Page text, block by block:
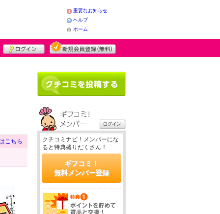
重要なお知らせ
ヘルプ
ホーム
こちら
クチコミナビ！メンバーにな
ると特典盛りだくさん！
ギフコミ！
無料メンバー登録